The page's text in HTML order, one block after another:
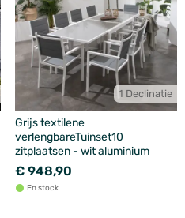
1 Declinatie
Grijs textilene
verlengbareTuinset10
zitplaatsen - wit aluminium
€ 948,90
En stock